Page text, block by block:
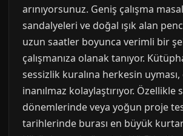
arınıyorsunuz. Geniş çalışma
sandalyeleri ve doğal ışık alan
uzun saatler boyunca verimli bir
çalışmanıza olanak tanıyor.
sessizlik kuralına herkesin uyması,
inanılmaz kolaylaştırıyor. Özellikle
dönemlerinde veya yoğun proje
tarihlerinde burası en büyük